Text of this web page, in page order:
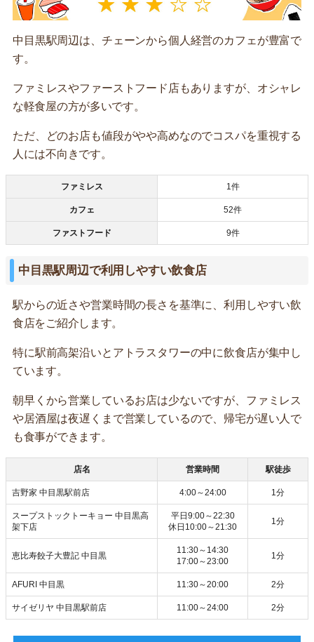
中目黒駅周辺は、チェーンから個人経営のカフェが豊富で
す。
ファミレスやファーストフード店もありますが、オシャレ
な軽食屋の方が多いです。
ただ、どのお店も値段がやや高めなのでコスパを重視する
人には不向きです。
ファミレス 1件
カフェ 52件
ファストフード 9件
中目黒駅周辺で利用しやすい飲食店
駅からの近さや営業時間の長さを基準に、利用しやすい飲
食店をご紹介します。
特に駅前高架沿いとアトラスタワーの中に飲食店が集中し
ています。
朝早くから営業しているお店は少ないですが、ファミレス
や居酒屋は夜遅くまで営業しているので、帰宅が遅い人で
も食事ができます。
店名 営業時間 駅徒歩
吉野家 中目黒駅前店 4:00～24:00 1分
スープストックトーキョー 中目黒高
架下店
平日9:00～22:30
休日10:00～21:30
1分
恵比寿餃子大豊記 中目黒
11:30～14:30
17:00～23:00
1分
AFURI 中目黒 11:30～20:00 2分
サイゼリヤ 中目黒駅前店 11:00～24:00 2分